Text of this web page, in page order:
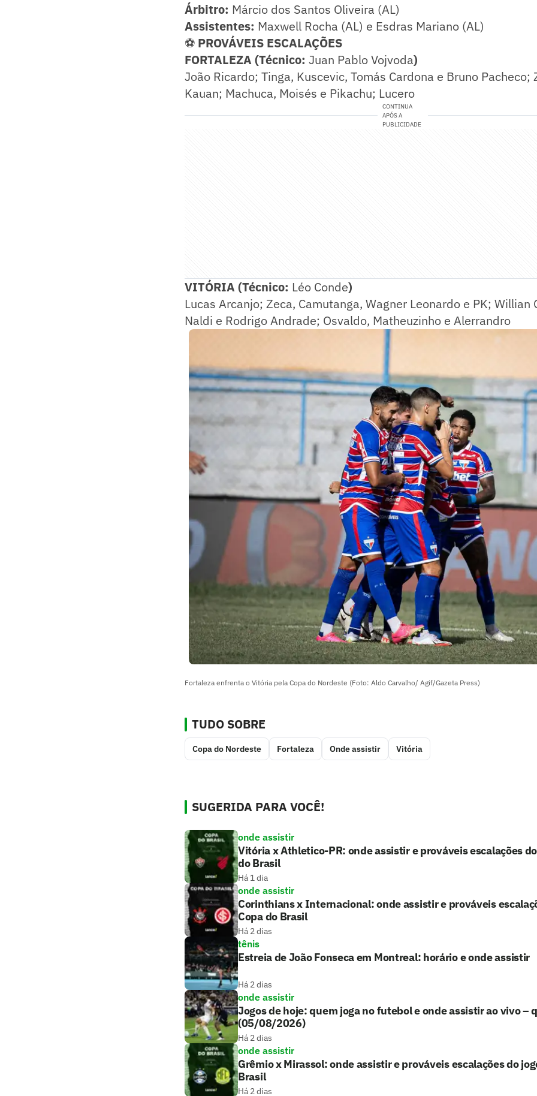
Árbitro: Márcio dos Santos Oliveira (AL)
Assistentes: Maxwell Rocha (AL) e Esdras Mariano (AL)
⚽ PROVÁVEIS ESCALAÇÕES
FORTALEZA (Técnico: Juan Pablo Vojvoda)
João Ricardo; Tinga, Kuscevic, Tomás Cardona e Bruno Pacheco;
Kauan; Machuca, Moisés e Pikachu; Lucero
CONTINUA
APÓS A
PUBLICIDADE
VITÓRIA (Técnico: Léo Conde)
Lucas Arcanjo; Zeca, Camutanga, Wagner Leonardo e PK; Willian
Naldi e Rodrigo Andrade; Osvaldo, Matheuzinho e Alerrandro
Fortaleza enfrenta o Vitória pela Copa do Nordeste (Foto: Aldo Carvalho/ Agif/Gazeta Press)
TUDO SOBRE
Copa do Nordeste Fortaleza Onde assistir Vitória
SUGERIDA PARA VOCÊ!
onde assistir
Vitória x Athletico-PR: onde assistir e prováveis escalações
do Brasil
Há 1 dia
onde assistir
Corinthians x Internacional: onde assistir e prováveis
Copa do Brasil
Há 2 dias
tênis
Estreia de João Fonseca em Montreal: horário e onde assistir
Há 2 dias
onde assistir
Jogos de hoje: quem joga no futebol e onde assistir ao vivo –
(05/08/2026)
Há 2 dias
onde assistir
Grêmio x Mirassol: onde assistir e prováveis escalações do
Brasil
Há 2 dias